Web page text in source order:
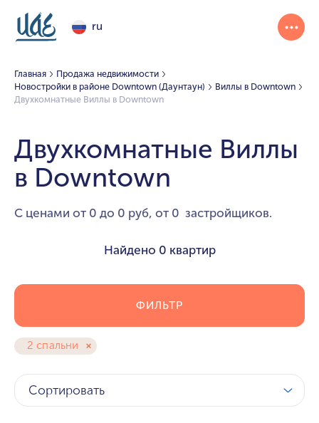
ru
Главная
Продажа недвижимости
Новостройки в районе Downtown (Даунтаун)
Виллы в Downtown
Двухкомнатные Виллы в Downtown
Двухкомнатные Виллы
в Downtown
С ценами от 0 до 0 руб, от 0 застройщиков.
Найдено 0 квартир
2 спальни
ФИЛЬТР
Сортировать